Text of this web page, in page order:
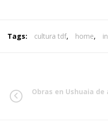
Tags: cultura tdf, home,
Obras en Ushuaia